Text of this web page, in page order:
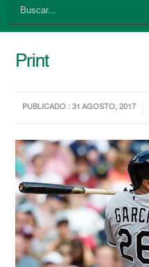
Print
PUBLICADO : 31 AGOSTO, 2017